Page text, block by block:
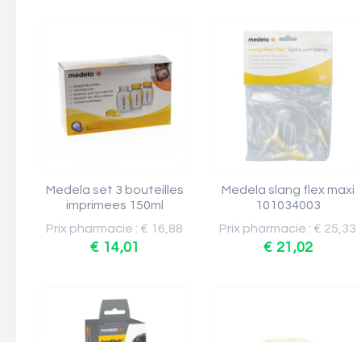
Medela set 3 bouteilles
imprimees 150ml
Prix pharmacie : € 16,88
€ 14,01
Medela slang flex maxi
101034003
Prix pharmacie : € 25,33
€ 21,02